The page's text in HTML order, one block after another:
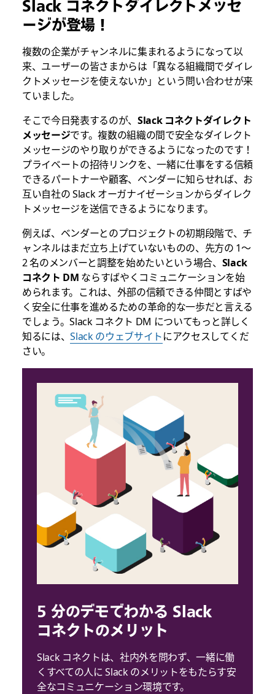
Slack コネクトダイレクトメッセ
ージが登場！
複数の企業がチャンネルに集まれるようになって以
来、ユーザーの皆さまからは「異なる組織間でダイレ
クトメッセージを使えないか」という問い合わせが来
ていました。
そこで今日発表するのが、 Slack コネクトダイレクト
メッセージです。複数の組織の間で安全なダイレクト
メッセージのやり取りができるようになったのです！
プライベートの招待リンクを、一緒に仕事をする信頼
できるパートナーや顧客、ベンダーに知らせれば、お
互い自社の Slack オーガナイゼーションからダイレク
トメッセージを送信できるようになります。
例えば、ベンダーとのプロジェクトの初期段階で、チ
ャンネルはまだ立ち上げていないものの、先方の 1～
2 名のメンバーと調整を始めたいという場合、 Slack
コネクト DM ならすばやくコミュニケーションを始
められます。これは、外部の信頼できる仲間とすばや
く安全に仕事を進めるための革命的な一歩だと言える
でしょう。Slack コネクト DM についてもっと詳しく
知るには、Slack のウェブサイトにアクセスしてくだ
さい。
5 分のデモでわかる Slack
コネクトのメリット
Slack コネクトは、社内外を問わず、一緒に働
くすべての人に Slack のメリットをもたらす安
全なコミュニケーション環境です。